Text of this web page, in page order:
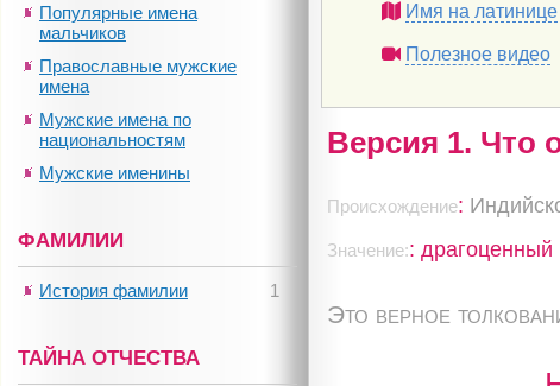
Имя на латинице
Полезное видео
Версия 1. Что
Происхождение:
Значение:: драгоценный
Это верное
Популярные имена
мальчиков
Православные мужские
имена
Мужские имена по
национальностям
Мужские именины
ФАМИЛИИ
1
История фамилии
ТАЙНА ОТЧЕСТВА